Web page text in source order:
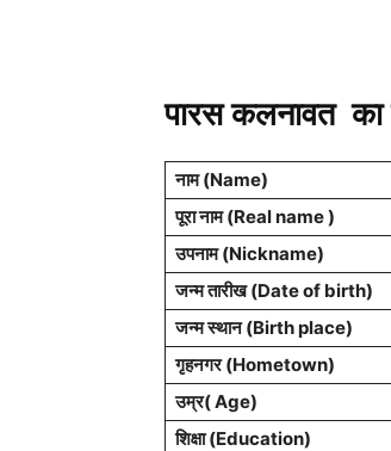
पारस कलनावत
नाम (Name)
पूरा नाम (Real name )
उपनाम (Nickname)
जन्म तारीख (Date of birth)
जन्म स्थान (Birth place)
गृहनगर (Hometown)
उम्र( Age)
शिक्षा (Education)